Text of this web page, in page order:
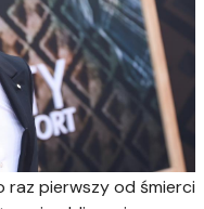
pierwszy od śmierci